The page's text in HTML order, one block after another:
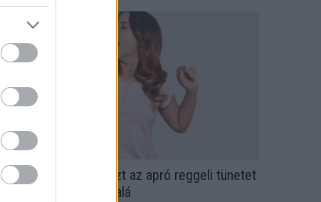
Orvos figyelmeztet: ezt az apró reggeli tünetet
ne söpörd a szőnyeg alá